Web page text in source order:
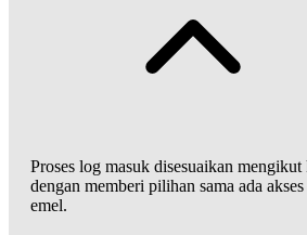
Proses log masuk disesuaikan mengikut
dengan memberi pilihan sama ada
emel.